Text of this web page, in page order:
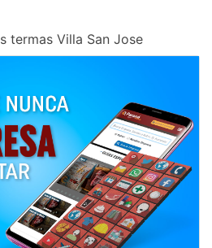
termas Villa San Jose